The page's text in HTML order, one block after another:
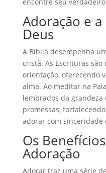
Adoração e
Deus
A Bíblia desempenha
cristã. As Escrituras
orientação, oferecendo
alma. Ao meditar na
lembrados da grandeza
promessas,
adorar com sinceridade
Os
Adoração
Adorar traz uma série